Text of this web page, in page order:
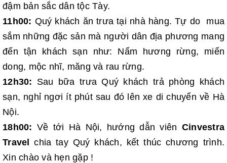
đậm bản sắc dân tộc Tày.
11h00: Quý khách ăn trưa tại nhà hàng. Tự do mua
sắm những đặc sản mà người dân địa phương mang
đến tận khách sạn như: Nấm hương rừng, miến
dong, mộc nhĩ, măng và rau rừng.
12h30: Sau bữa trưa Quý khách trả phòng khách
sạn, nghỉ ngơi ít phút sau đó lên xe di chuyển về Hà
Nội.
18h00: Về tới Hà Nội, hướng dẫn viên Cinvestra
Travel chia tay Quý khách, kết thúc chương trình.
Xin chào và hẹn gặp !